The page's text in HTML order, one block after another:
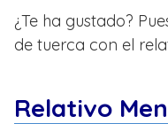
¿Te ha gustado?
de tuerca con el
Relativo